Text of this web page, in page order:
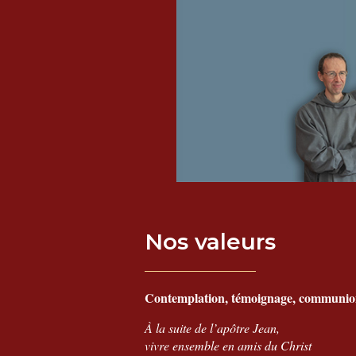
Nos valeurs
Contemplation, témoignage,
À la suite de l’apôtre Jean,
vivre ensemble en amis du Christ